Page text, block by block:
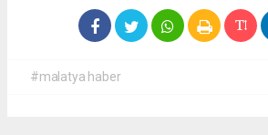
#malatya haber